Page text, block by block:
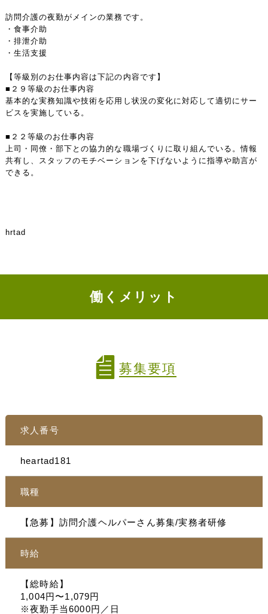
訪問介護の夜勤がメインの業務です。
・食事介助
・排泄介助
・生活支援
【等級別のお仕事内容は下記の内容です】
■２９等級のお仕事内容
基本的な実務知識や技術を応用し状況の変化に対応して適切にサー
ビスを実施している。
■２２等級のお仕事内容
上司・同僚・部下との協力的な職場づくりに取り組んでいる。情報
共有し、スタッフのモチベーションを下げないように指導や助言が
できる。
hrtad
働くメリット
募集要項
求人番号
heartad181
職種
【急募】訪問介護ヘルパーさん募集/実務者研修
時給
【総時給】
1,004円〜1,079円
※夜勤手当6000円／日